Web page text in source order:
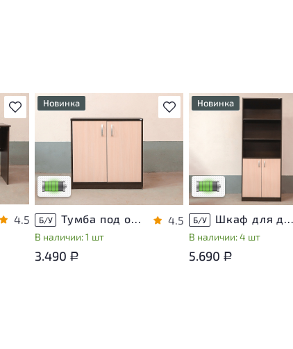
В избранное
4.5
В избранное
Новинка
У товара присутствуют
незначительные следы
эксплуатации, не влияющие
на удобство его
Низкая степень износа
Б/У Тумба под оргтехнику ЛДСП Венге
В наличии: 1 шт
4.5
3.490 Р
Новинка
эксплуатации, не
использования
Низкая степень
Б/У Шкаф для документов
В наличии: 4 шт
5.690 Р